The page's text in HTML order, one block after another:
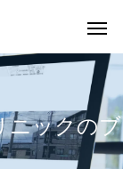
ニックのブ